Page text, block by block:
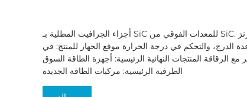
أجزاء الجرافيت المطلية بـ SiC للمعدات الفوقي من SiC. مقدمة المنتج واستخدامه: أنبوب الكوارتز
الدرج، والتحكم في درجة الحرارة موقع الجهاز للمنتج: في
الرقاقة المنتجات النهائية الرئيسية: أجهزة الطاقة السوق